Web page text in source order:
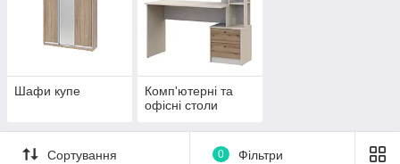
Шафи купе
Комп'ютерні та
офісні столи
Сортування 0 Фільтри